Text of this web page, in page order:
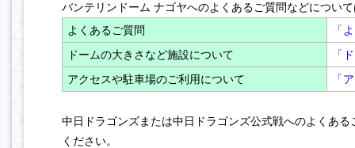
バンテリンドーム ナゴヤへのよくあるご質問などについ
よくあるご質問
「
ドームの大きさなど施設について
「
アクセスや駐車場のご利用について
「
中日ドラゴンズまたは中日ドラゴンズ公式戦へのよくあ
ください。